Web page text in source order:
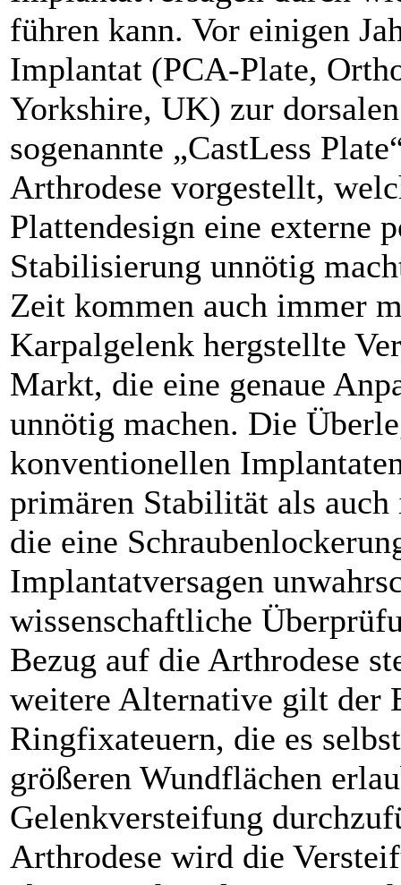
führen kann. Vor einigen
Implantat (PCA-Plate,
Yorkshire, UK) zur
sogenannte „CastLess
Arthrodese vorgestellt,
Plattendesign eine externe
Stabilisierung unnötig
Zeit kommen auch immer
Karpalgelenk hergstellte
Markt, die eine genaue
unnötig machen. Die
konventionellen
primären Stabilität als
die eine
Implantatversagen
wissenschaftliche
Bezug auf die Arthrodese
weitere Alternative gilt der
Ringfixateuern, die es
größeren Wundflächen
Gelenkversteifung
Arthrodese wird die